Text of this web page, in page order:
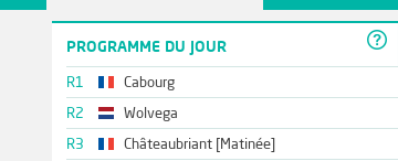
PROGRAMME DU JOUR
R1 Cabourg
R2 Wolvega
R3 Châteaubriant [Matinée]